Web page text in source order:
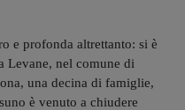
e profonda altrettanto: si è
Levane, nel comune di
una decina di famiglie,
è venuto a chiudere